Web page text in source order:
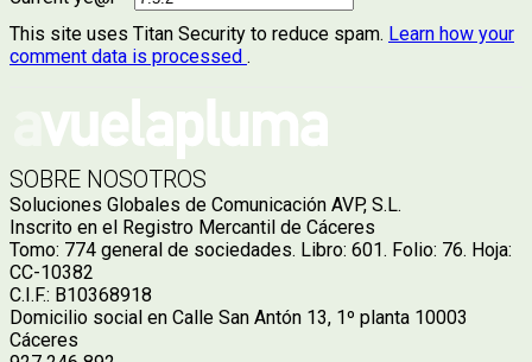
This site uses Titan Security to reduce spam. Learn how your
comment data is processed .
SOBRE NOSOTROS
Soluciones Globales de Comunicación AVP, S.L.
Inscrito en el Registro Mercantil de Cáceres
Tomo: 774 general de sociedades. Libro: 601. Folio: 76. Hoja:
CC-10382
C.I.F.: B10368918
Domicilio social en Calle San Antón 13, 1º planta 10003
Cáceres